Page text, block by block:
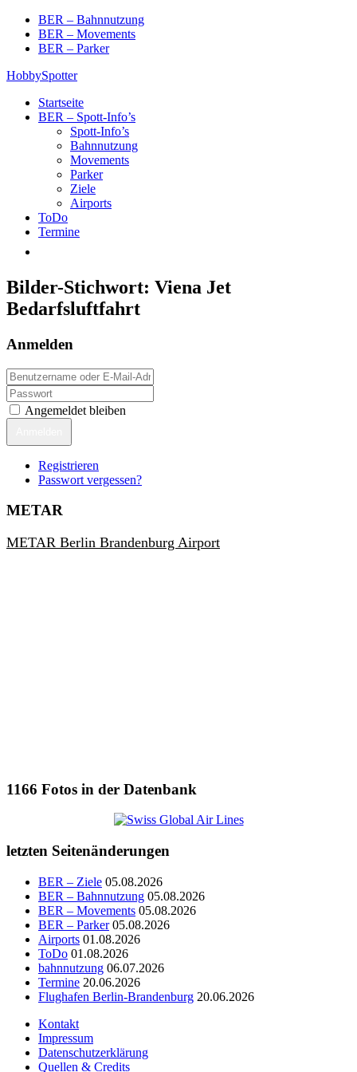
Skip
content
BER – Bahnnutzung
BER – Movements
BER – Parker
HobbySpotter
Startseite
BER – Spott-Info’s
Spott-Info’s
Bahnnutzung
Movements
Parker
Ziele
Airports
ToDo
Termine
Bilder-Stichwort: Viena Jet
Bedarfsluftfahrt
Anmelden
Angemeldet bleiben
Registrieren
Passwort vergessen?
METAR
METAR Berlin Brandenburg Airport
1166 Fotos in der Datenbank
letzten Seitenänderungen
BER – Ziele 05.08.2026
BER – Bahnnutzung 05.08.2026
BER – Movements 05.08.2026
BER – Parker 05.08.2026
Airports 01.08.2026
ToDo 01.08.2026
bahnnutzung 06.07.2026
Termine 20.06.2026
Flughafen Berlin-Brandenburg 20.06.2026
Kontakt
Impressum
Datenschutzerklärung
Quellen & Credits